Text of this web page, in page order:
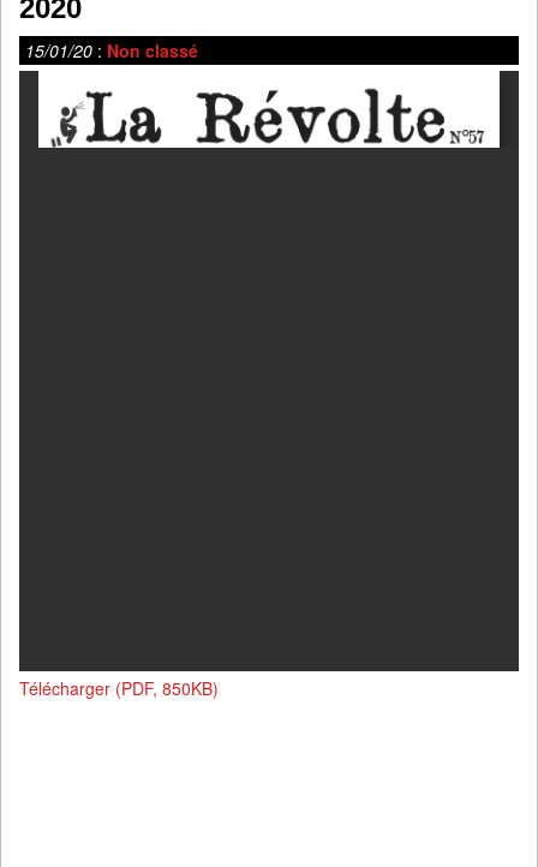
2020
15/01/20 : Non classé
Télécharger (PDF, 850KB)